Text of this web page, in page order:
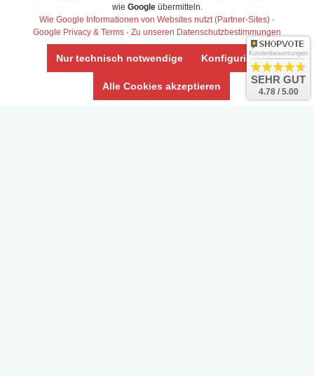
wie Googleübermitteln.
Wie Google Informationen von Websites nutzt (Partner-Sites) ·
Google Privacy & Terms · Zu unseren Datenschutzbestimmungen
Nur technisch notwendige Konfigurieren
Alle Cookies akzeptieren
Kundenbewertungen
SEHR GUT
4.78 / 5.00